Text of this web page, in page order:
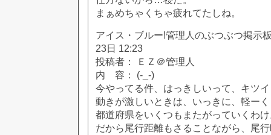
まぁめちゃくちゃ疲れてたしね。
アイス・ブルー!管理人のぶつぶつ掲示
23日 12:23
投稿者： ＥＺ＠管理人
内 容： (-_-)
今やってる件、はっきしいって、キツ
動きが激しいときは、いっきに、軽ー
都道府県をいくつもまたがっていくわ
だから尾行距離もさることながら、尾